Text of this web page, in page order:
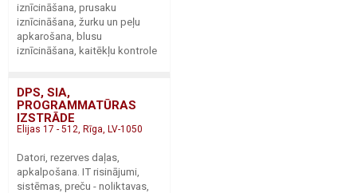
iznīcināšana, prusaku
iznīcināšana, žurku un peļu
apkarošana, blusu
iznīcināšana, kaitēkļu kontrole
DPS, SIA,
PROGRAMMATŪRAS
IZSTRĀDE
Elijas 17 - 512, Rīga, LV-1050
Datori, rezerves daļas,
apkalpošana. IT risinājumi,
sistēmas, preču - noliktavas,